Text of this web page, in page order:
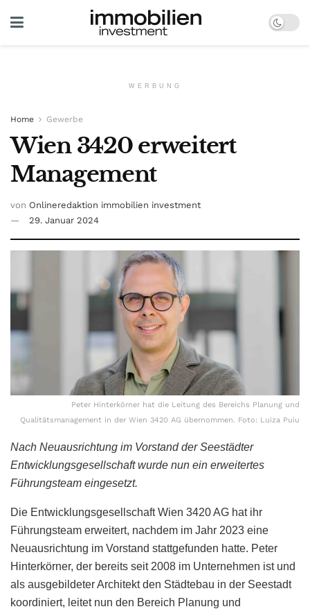
WERBUNG
Home Gewerbe
Wien 3420 erweitert
Management
von Onlineredaktion immobilien investment
29. Januar 2024
Peter Hinterkörner hat die Leitung des Bereichs Planung und
Qualitätsmanagement in der Wien 3420 AG übernommen. Foto: Luiza Puiu
Nach Neuausrichtung im Vorstand der Seestädter
Entwicklungsgesellschaft wurde nun ein erweitertes
Führungsteam eingesetzt.
Die Entwicklungsgesellschaft Wien 3420 AG hat ihr
Führungsteam erweitert, nachdem im Jahr 2023 eine
Neuausrichtung im Vorstand stattgefunden hatte. Peter
Hinterkörner, der bereits seit 2008 im Unternehmen ist und
als ausgebildeter Architekt den Städtebau in der Seestadt
koordiniert, leitet nun den Bereich Planung und